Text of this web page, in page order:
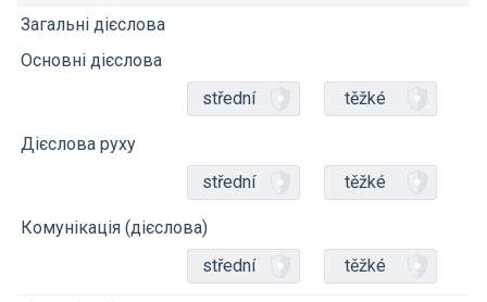
Загальні дієслова
Основні дієслова
střední
těžké
Дієслова руху
střední
těžké
Комунікація (дієслова)
střední
těžké